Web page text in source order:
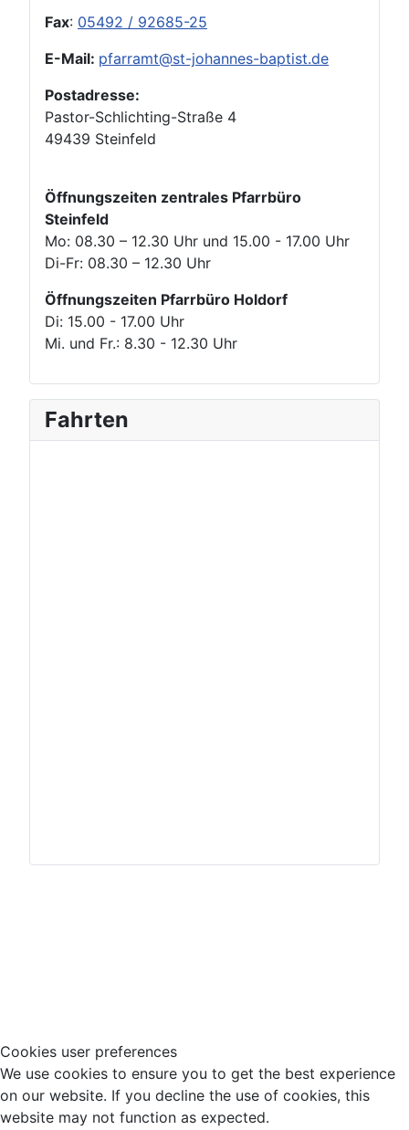
Fax: 05492 / 92685-25
E-Mail: pfarramt@st-johannes-baptist.de
Postadresse:
Pastor-Schlichting-Straße 4
49439 Steinfeld
Öffnungszeiten zentrales Pfarrbüro
Steinfeld
Mo: 08.30 – 12.30 Uhr und 15.00 - 17.00 Uhr
Di-Fr: 08.30 – 12.30 Uhr
Öffnungszeiten Pfarrbüro Holdorf
Di: 15.00 - 17.00 Uhr
Mi. und Fr.: 8.30 - 12.30 Uhr
Fahrten
Cookies user preferences
We use cookies to ensure you to get the best experience
on our website. If you decline the use of cookies, this
website may not function as expected.